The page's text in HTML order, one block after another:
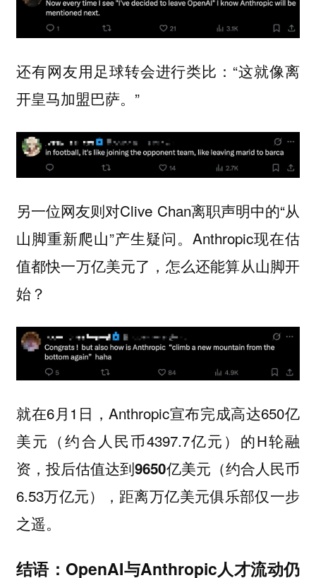
还有网友用足球转会进行类比：“这就像离
开皇马加盟巴萨。”
另一位网友则对Clive Chan离职声明中的“从
山脚重新爬山”产生疑问。Anthropic现在估
值都快一万亿美元了，怎么还能算从山脚开
始？
就在6月1日，Anthropic宣布完成高达650亿
美元（约合人民币4397.7亿元）的H轮融
资，投后估值达到9650亿美元 （约合人民币
6.53万亿元）， 距离万亿美元俱乐部仅一步
之遥。
结语：OpenAI与Anthropic人才流动仍